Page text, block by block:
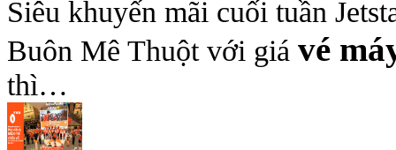
Siêu khuyến mãi cuối tuần
Buôn Mê Thuột với giá vé
thì…